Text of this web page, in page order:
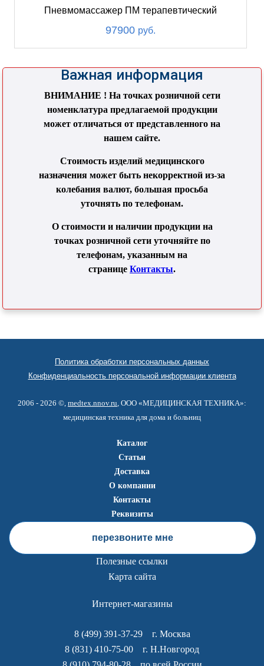
Пневмомассажер ПМ терапевтический
97900 руб.
Важная информация
ВНИМАНИЕ ! На точках розничной сети
номенклатура предлагаемой продукции
может отличаться от представленного на
нашем сайте.
Стоимость изделий медицинского
назначения может быть некорректной из-за
колебания валют, большая просьба
уточнять по телефонам.
О стоимости и наличии продукции на
точках розничной сети уточняйте по
телефонам, указанным на
странице Контакты.
Политика обработки персональных данных
Конфиденциальность персональной информации клиента
2006 - 2026 ©, medtex.nnov.ru , ООО «МЕДИЦИНСКАЯ ТЕХНИКА»:
медицинская техника для дома и больниц
Каталог
Статьи
Доставка
О компании
Контакты
Реквизиты
перезвоните мне
Полезные ссылки
Карта сайта
Интернет-магазины
8 (499) 391-37-29г. Москва
8 (831) 410-75-00 г. Н.Новгород